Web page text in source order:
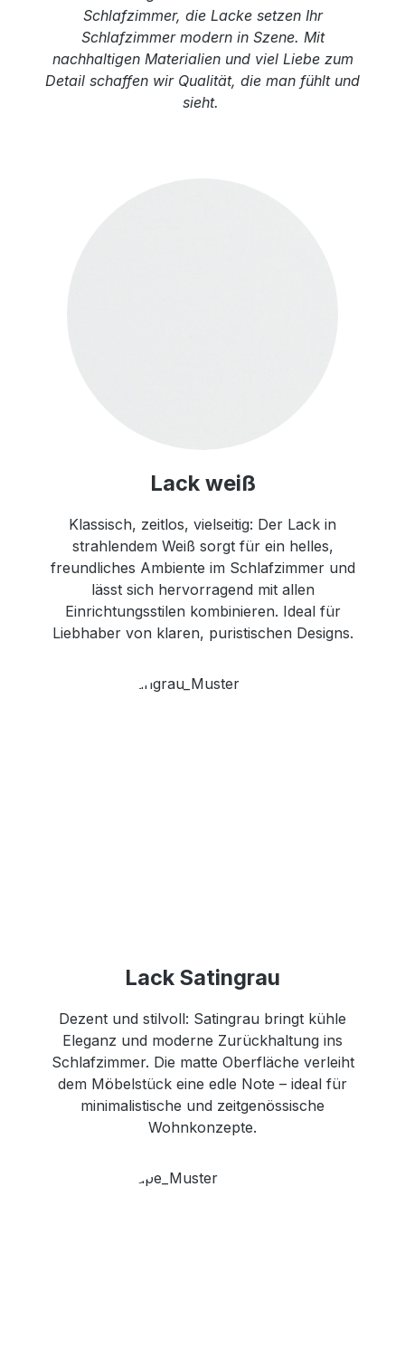
Schlafzimmer, die Lacke setzen Ihr
Schlafzimmer modern in Szene. Mit
nachhaltigen Materialien und viel Liebe zum
Detail schaffen wir Qualität, die man fühlt und
sieht.
Lack weiß
Klassisch, zeitlos, vielseitig: Der Lack in
strahlendem Weiß sorgt für ein helles,
freundliches Ambiente im Schlafzimmer und
lässt sich hervorragend mit allen
Einrichtungsstilen kombinieren. Ideal für
Liebhaber von klaren, puristischen Designs.
Lack Satingrau
Dezent und stilvoll: Satingrau bringt kühle
Eleganz und moderne Zurückhaltung ins
Schlafzimmer. Die matte Oberfläche verleiht
dem Möbelstück eine edle Note – ideal für
minimalistische und zeitgenössische
Wohnkonzepte.